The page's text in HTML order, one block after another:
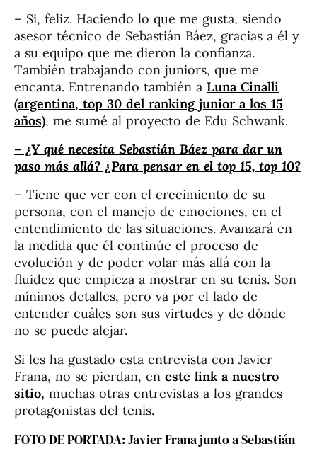
– Si, feliz. Haciendo lo que me gusta, siendo
asesor técnico de Sebastián Báez, gracias a él y
a su equipo que me dieron la confianza.
También trabajando con juniors, que me
encanta. Entrenando también a Luna Cinalli
(argentina, top 30 del ranking junior a los 15
años), me sumé al proyecto de Edu Schwank.
– ¿Y qué necesita Sebastián Báez para dar un
paso más allá? ¿Para pensar en el top 15, top 10?
– Tiene que ver con el crecimiento de su
persona, con el manejo de emociones, en el
entendimiento de las situaciones. Avanzará en
la medida que él continúe el proceso de
evolución y de poder volar más allá con la
fluidez que empieza a mostrar en su tenis. Son
mínimos detalles, pero va por el lado de
entender cuáles son sus virtudes y de dónde
no se puede alejar.
Si les ha gustado esta entrevista con Javier
Frana, no se pierdan, en este link a nuestro
sitio, muchas otras entrevistas a los grandes
protagonistas del tenis.
FOTO DE PORTADA: Javier Frana junto a Sebastián